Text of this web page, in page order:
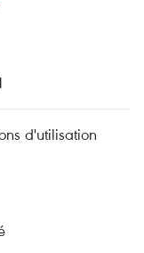
d'utilisation